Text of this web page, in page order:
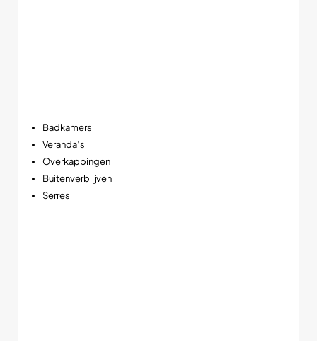
Badkamers
Veranda’s
Overkappingen
Buitenverblijven
Serres